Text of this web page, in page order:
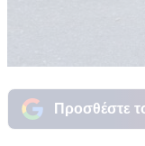
Προσθέστε